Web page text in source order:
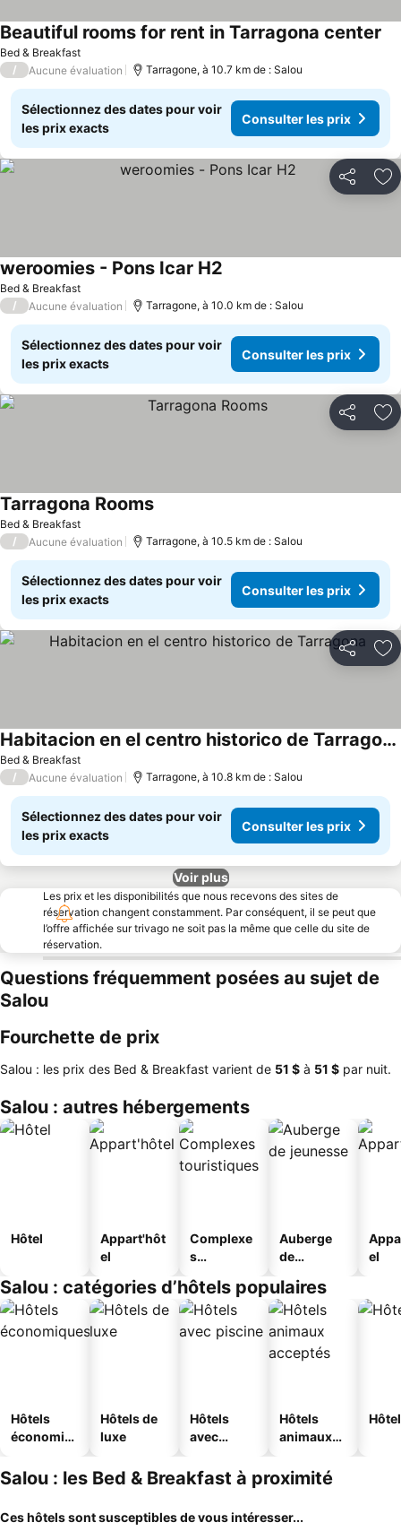
Bed & Breakfast
Beautiful rooms for rent in Tarragona center
/ Aucune évaluation Tarragone, à 10.7 km de : Salou
Sélectionnez des dates pour voir
les prix exacts
Consulter les prix
Partager
Bed & Breakfast
weroomies - Pons Icar H2
/ Aucune évaluation Tarragone, à 10.0 km de : Salou
Sélectionnez des dates pour voir
les prix exacts
Consulter les prix
Partager
Bed & Breakfast
Tarragona RoomsConsulter les prix
/ Aucune évaluation Tarragone, à 10.5 km de : Salou
Sélectionnez des dates pour voir
les prix exacts
Consulter les prix
Partager
Bed & Breakfast
Habitacion en el centro historico de Tarragona
Consulter les prix
/ Aucune évaluation Tarragone, à 10.8 km de : Salou
Sélectionnez des dates pour voir
les prix exacts
Consulter les prix
Voir plus
Les prix et les disponibilités que nous recevons des sites de
réservation changent constamment. Par conséquent, il se peut que
l’offre affichée sur trivago ne soit pas la même que celle du site de
réservation.
Questions fréquemment posées au sujet de
Salou
Fourchette de prix
Salou : les prix des Bed & Breakfast varient de ‎51 $ à ‎51 $ par nuit.
Salou : autres hébergements
Hôtel
Appart'hôt
el
Complexe
s
s
Auberge
de
el
Salou : catégories d’hôtels populaires
Hôtels
économiq
Hôtels de
luxe
Hôtels
avec
Hôtels
animaux
Salou : les Bed & Breakfast à proximité
Ces hôtels sont susceptibles de vous intéresser...